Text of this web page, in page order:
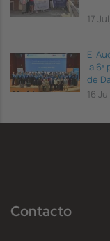
17
El
la
de
16
Contacto